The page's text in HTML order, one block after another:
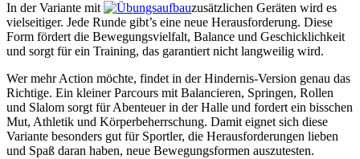
In der Variante mit
zusätzlichen Geräten wird es
vielseitiger. Jede Runde gibt’s eine neue Herausforderung. Diese
Form fördert die Bewegungsvielfalt, Balance und Geschicklichkeit
und sorgt für ein Training, das garantiert nicht langweilig wird.
Wer mehr Action möchte, findet in der Hindernis-Version genau das
Richtige. Ein kleiner Parcours mit Balancieren, Springen, Rollen
und Slalom sorgt für Abenteuer in der Halle und fordert ein bisschen
Mut, Athletik und Körperbeherrschung. Damit eignet sich diese
Variante besonders gut für Sportler, die Herausforderungen lieben
und Spaß daran haben, neue Bewegungsformen auszutesten.